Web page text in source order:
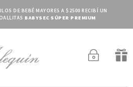
DE BEBÉ MAYORES A $2500 RECIBÍ UN
BABYSEC SÚPER PREMIUM
~ 